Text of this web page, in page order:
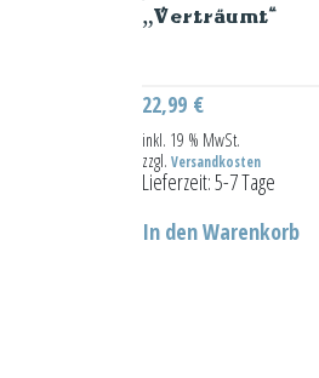
„Verträumt“
22,99 €
inkl. 19 % MwSt.
zzgl. Versandkosten
Lieferzeit:5-7 Tage
In den Warenkorb